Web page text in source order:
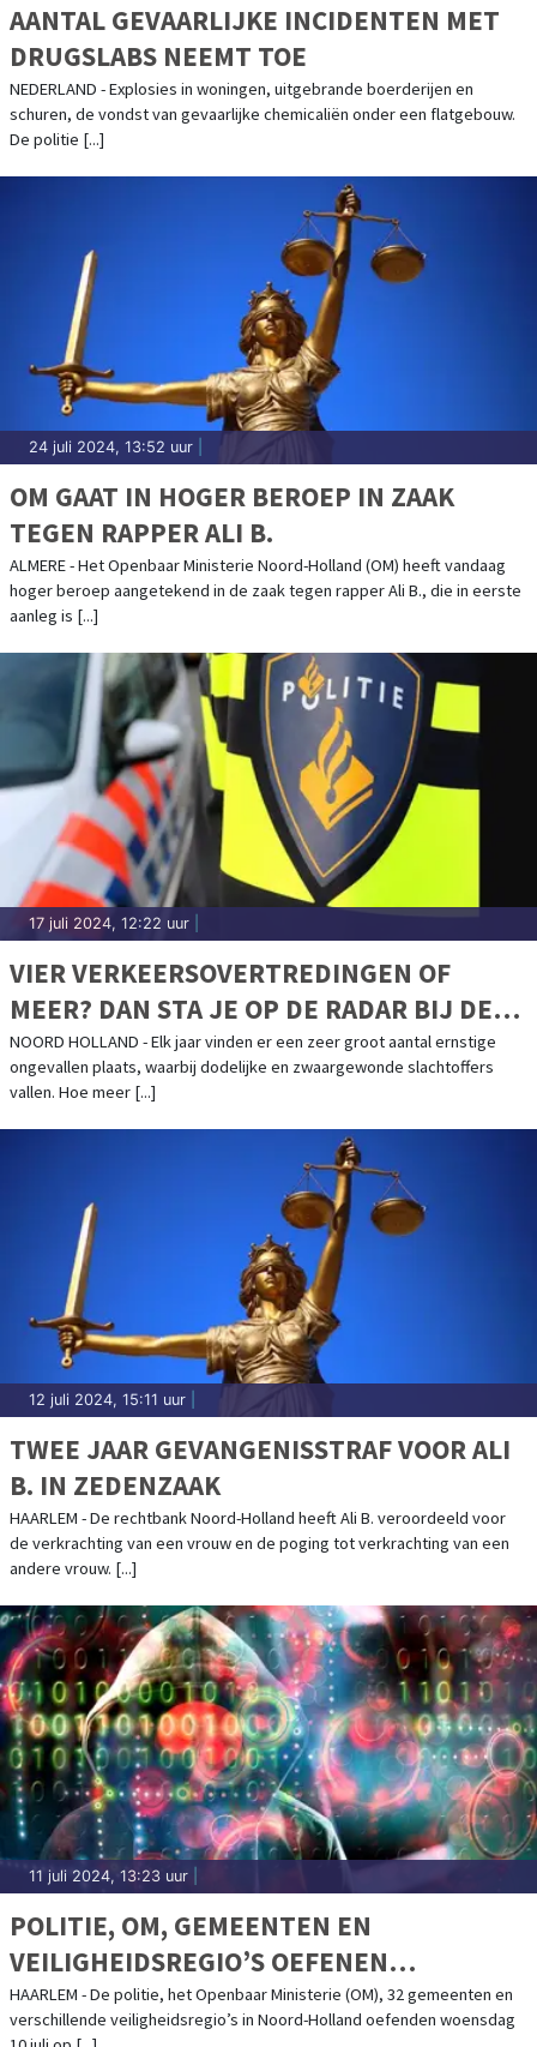
AANTAL GEVAARLIJKE INCIDENTEN MET
DRUGSLABS NEEMT TOE
NEDERLAND - Explosies in woningen, uitgebrande boerderijen en
schuren, de vondst van gevaarlijke chemicaliën onder een flatgebouw.
De politie [...]
24 juli 2024, 13:52 uur
OM GAAT IN HOGER BEROEP IN ZAAK
TEGEN RAPPER ALI B.
ALMERE - Het Openbaar Ministerie Noord-Holland (OM) heeft vandaag
hoger beroep aangetekend in de zaak tegen rapper Ali B., die in eerste
aanleg is [...]
17 juli 2024, 12:22 uur
VIER VERKEERSOVERTREDINGEN OF
MEER? DAN STA JE OP DE RADAR BIJ DE
POLITIE
NOORD HOLLAND - Elk jaar vinden er een zeer groot aantal ernstige
ongevallen plaats, waarbij dodelijke en zwaargewonde slachtoffers
vallen. Hoe meer [...]
12 juli 2024, 15:11 uur
TWEE JAAR GEVANGENISSTRAF VOOR ALI
B. IN ZEDENZAAK
HAARLEM - De rechtbank Noord-Holland heeft Ali B. veroordeeld voor
de verkrachting van een vrouw en de poging tot verkrachting van een
andere vrouw. [...]
11 juli 2024, 13:23 uur
POLITIE, OM, GEMEENTEN EN
VEILIGHEIDSREGIO’S OEFENEN
CYBERAANVAL OP NOORD-HOLLANDSE
GEMEENTEN
HAARLEM - De politie, het Openbaar Ministerie (OM), 32 gemeenten en
verschillende veiligheidsregio’s in Noord-Holland oefenden woensdag